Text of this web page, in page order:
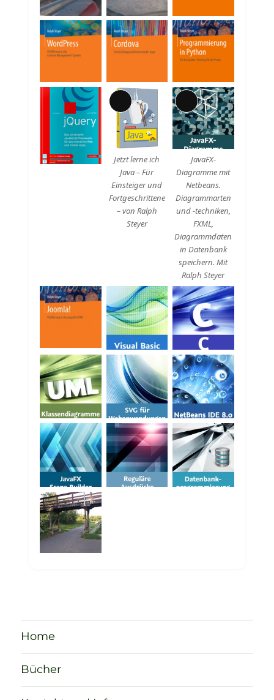
Lange
Beschreibung
Jetzt lerne ich
Java – Für
Einsteiger und
Fortgeschrittene
– von Ralph
Steyer
Lange
Beschreibung
JavaFX-
Diagramme mit
Netbeans.
Diagrammarten
und -techniken,
FXML,
Diagrammdaten
in Datenbank
speichern. Mit
Ralph Steyer
Home
Bücher